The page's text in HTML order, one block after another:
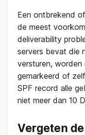
Een ontbrekend
de meest
deliverability
servers bevat die
versturen, worden
gemarkeerd of
SPF record alle
niet meer dan 10
Vergeten